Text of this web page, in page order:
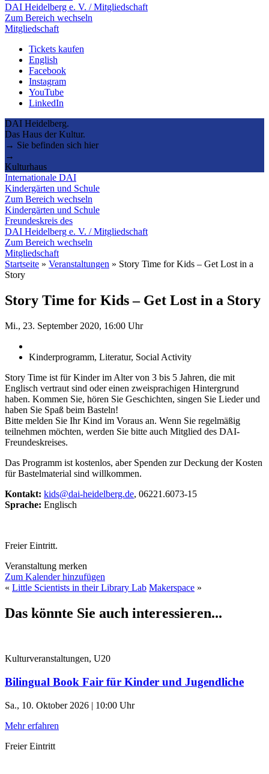
DAI Heidelberg e. V. / Mitgliedschaft
Zum Bereich wechseln
Mitgliedschaft
Tickets kaufen
English
Facebook
Instagram
YouTube
LinkedIn
DAI Heidelberg.
Das Haus der Kultur.
→ Sie befinden sich hier
→
Kulturhaus
Internationale DAI
Kindergärten und Schule
Zum Bereich wechseln
Kindergärten und Schule
Freundeskreis des
DAI Heidelberg e. V. / Mitgliedschaft
Zum Bereich wechseln
Mitgliedschaft
Startseite » Veranstaltungen » Story Time for Kids – Get Lost in a
Story
Story Time for Kids – Get Lost in a Story
Mi., 23. September 2020, 16:00 Uhr
Kinderprogramm, Literatur, Social Activity
Story Time ist für Kinder im Alter von 3 bis 5 Jahren, die mit
Englisch vertraut sind oder einen zweisprachigen Hintergrund
haben. Kommen Sie, hören Sie Geschichten, singen Sie Lieder und
haben Sie Spaß beim Basteln!
Bitte melden Sie Ihr Kind im Voraus an. Wenn Sie regelmäßig
teilnehmen möchten, werden Sie bitte auch Mitglied des DAI-
Freundeskreises.
Das Programm ist kostenlos, aber Spenden zur Deckung der Kosten
für Bastelmaterial sind willkommen.
Kontakt: kids@dai-heidelberg.de, 06221.6073-15
Sprache: Englisch
Freier Eintritt.
Veranstaltung merken
Zum Kalender hinzufügen
« Little Scientists in their Library Lab Makerspace »
Das könnte Sie auch interessieren...
Kulturveranstaltungen, U20
Bilingual Book Fair für Kinder und Jugendliche
Sa., 10. Oktober 2026 | 10:00 Uhr
Mehr erfahren
Freier Eintritt